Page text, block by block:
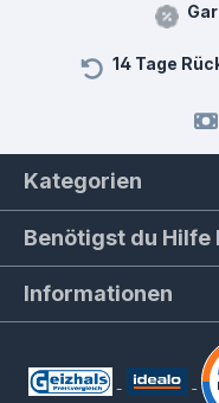
14 Tage
Kategorien
Benötigst du Hilfe
Informationen